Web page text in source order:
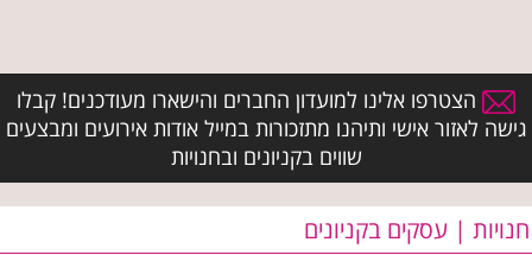
הצטרפו אלינו למועדון החברים והישארו מעודכנים! קבלו
גישה לאזור אישי ותיהנו מתזכורות במייל אודות אירועים ומבצעים
שווים בקניונים ובחנויות
חנויות | עסקים בקניונים